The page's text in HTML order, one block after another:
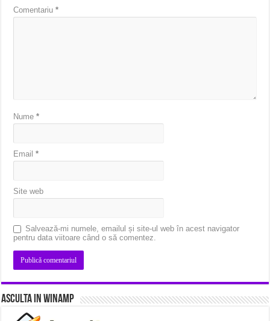
Comentariu*
Nume*
Email*
Site web
Salvează-mi numele, emailul și site-ul web în acest navigator
pentru data viitoare când o să comentez.
Asculta in Winamp